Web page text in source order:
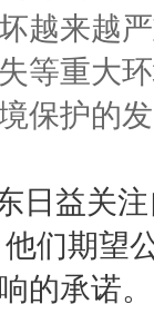
越来越
等重大
保护的
日益关
们期望
的承诺